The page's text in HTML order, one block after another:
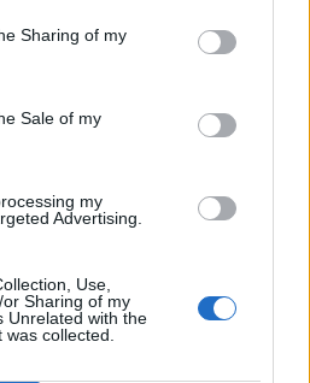
Sharing of my
Sale of my
my
Advertising.
Use,
Sharing of my
Unrelated with the
collected.
Verslas
„Panamax“ laivų remontui
Klaipėdoje: padėtas naujo
plūdriojo doko kilis